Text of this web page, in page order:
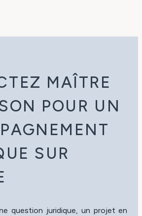
MAÎTRE
POUR UN
SUR
question juridique, un projet en